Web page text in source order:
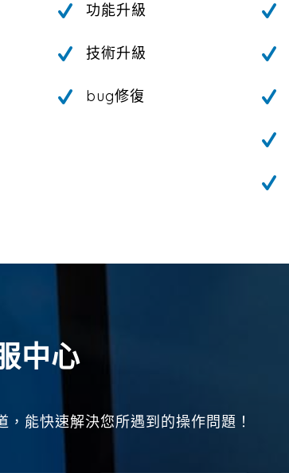
功能升級
技術升級
bug修復
中心
能快速解決您所遇到的操作問題！